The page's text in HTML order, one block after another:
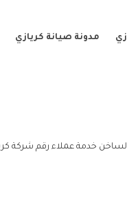
مدونة صيانة كريازي
خدمة عملاء رقم شركة